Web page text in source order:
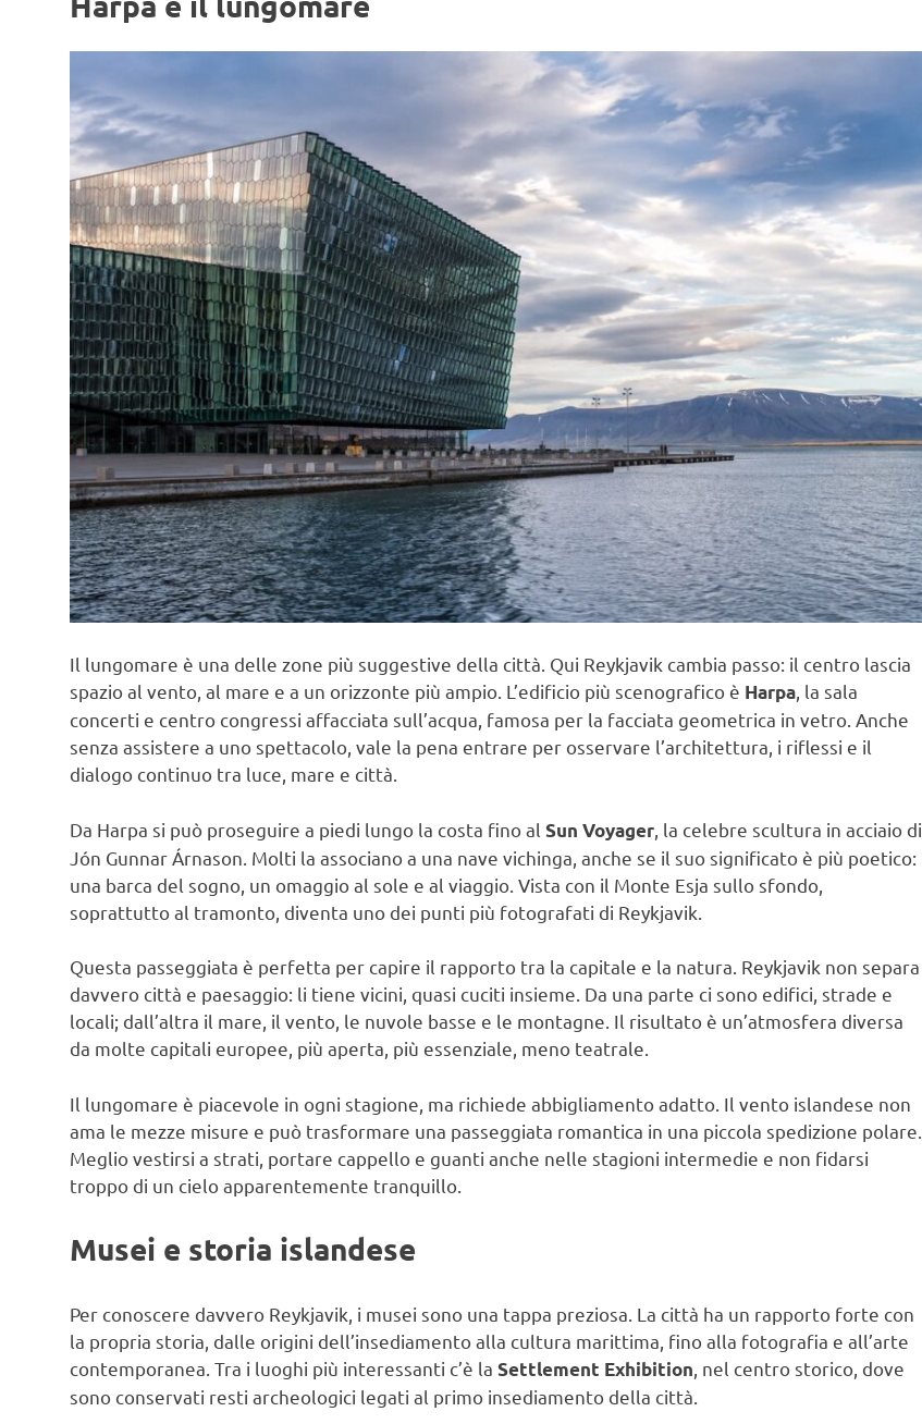
Il lungomare è una delle zone più suggestive della città. Qui Reykjavik cambia passo: il centro lascia
spazio al vento, al mare e a un orizzonte più ampio. L’edificio più scenografico è Harpa, la sala
concerti e centro congressi affacciata sull’acqua, famosa per la facciata geometrica in vetro. Anche
senza assistere a uno spettacolo, vale la pena entrare per osservare l’architettura, i riflessi e il
dialogo continuo tra luce, mare e città.
Da Harpa si può proseguire a piedi lungo la costa fino al Sun Voyager , la celebre scultura in acciaio di
Jón Gunnar Árnason. Molti la associano a una nave vichinga, anche se il suo significato è più poetico:
una barca del sogno, un omaggio al sole e al viaggio. Vista con il Monte Esja sullo sfondo,
soprattutto al tramonto, diventa uno dei punti più fotografati di Reykjavik.
Questa passeggiata è perfetta per capire il rapporto tra la capitale e la natura. Reykjavik non separa
davvero città e paesaggio: li tiene vicini, quasi cuciti insieme. Da una parte ci sono edifici, strade e
locali; dall’altra il mare, il vento, le nuvole basse e le montagne. Il risultato è un’atmosfera diversa
da molte capitali europee, più aperta, più essenziale, meno teatrale.
Il lungomare è piacevole in ogni stagione, ma richiede abbigliamento adatto. Il vento islandese non
ama le mezze misure e può trasformare una passeggiata romantica in una piccola spedizione polare.
Meglio vestirsi a strati, portare cappello e guanti anche nelle stagioni intermedie e non fidarsi
troppo di un cielo apparentemente tranquillo.
Musei e storia islandese
Per conoscere davvero Reykjavik, i musei sono una tappa preziosa. La città ha un rapporto forte con
la propria storia, dalle origini dell’insediamento alla cultura marittima, fino alla fotografia e all’arte
contemporanea. Tra i luoghi più interessanti c’è la Settlement Exhibition , nel centro storico, dove
sono conservati resti archeologici legati al primo insediamento della città.